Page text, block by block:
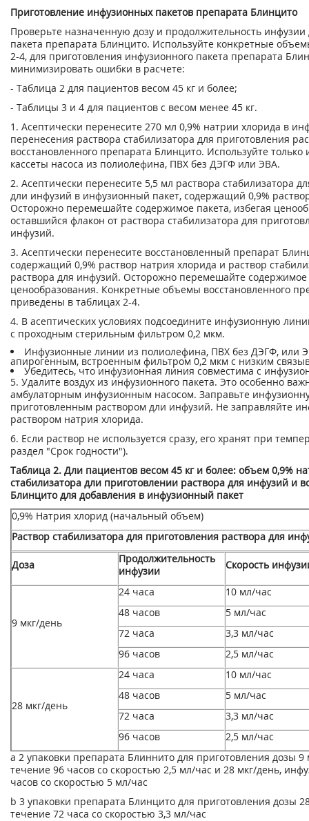
Приготовление инфузионных пакетов препарата Блинцито
Проверьте назначенную дозу и продолжительность инфузии
пакета препарата Блинцито. Используйте конкретные
2-4, для приготовления инфузионного пакета препарата
минимизировать ошибки в расчете:
- Таблица 2 для пациентов весом 45 кг и более;
- Таблицы 3 и 4 для пациентов с весом менее 45 кг.
1. Асептически перенесите 270 мл 0,9% натрии хлорида в
перенесения раствора стабилизатора для приготовления
восстановленного препарата Блинцито. Используйте
кассеты насоса из полиолефина, ПВХ без ДЭГФ или ЭВА.
2. Асептически перенесите 5,5 мл раствора стабилизатора
дли инфузий в инфузионный пакет, содержащий 0,9%
Осторожно перемешайте содержимое пакета, избегая
оставшийся флакон от раствора стабилизатора для
инфузий.
3. Асептически перенесите восстановленный препарат
содержащий 0,9% раствор натрия хлорида и раствор
раствора для инфузий. Осторожно перемешайте содержимое
ценообразования. Конкретные объемы восстановленного
приведены в таблицах 2-4.
4. В асептических условиях подсоедините инфузионную
с проходным стерильным фильтром 0,2 мкм.
Инфузионные линии из полиолефина, ПВХ без ДЭГФ, или
апирогенным, встроенным фильтром 0,2 мкм с низким
Убедитесь, что инфузионная линия совместима с
5. Удалите воздух из инфузионного пакета. Это особенно
амбулаторным инфузионным насосом. Заправьте
приготовленным раствором дли инфузий. Не заправляйте
раствором натрия хлорида.
6. Если раствор не используется сразу, его хранят при
раздел "Срок годности").
Таблица 2. Дли пациентов весом 45 кг и более: объем 0,9%
стабилизатора дли приготовлении раствора для инфузий и
Блинцито для добавления в инфузионный пакет
0,9% Натрия хлорид (начальный объем)
Раствор стабилизатора для приготовления раствора для
Доза
Продолжительность
инфузии
Скорость
9 мкг/день
24 часа
10 мл/час
48 часов
5 мл/час
72 часа
3,3 мл/час
96 часов
2,5 мл/час
28 мкг/день
24 часа
10 мл/час
48 часов
5 мл/час
72 часа
3,3 мл/час
96 часов
2,5 мл/час
а 2 упаковки препарата Блиннито для приготовления дозы
течение 96 часов со скоростью 2,5 мл/час и 28 мкг/день,
часов со скоростью 5 мл/час
b 3 упаковки препарата Блинцито для приготовления дозы
течение 72 часа со скоростью 3,3 мл/час